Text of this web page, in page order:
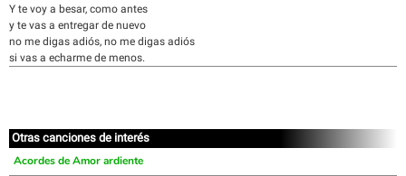
Y te voy a besar, como antes
y te vas a entregar de nuevo
no me digas adiós, no me digas adiós
si vas a echarme de menos.
Otras canciones de interés
Acordes de Amor ardiente